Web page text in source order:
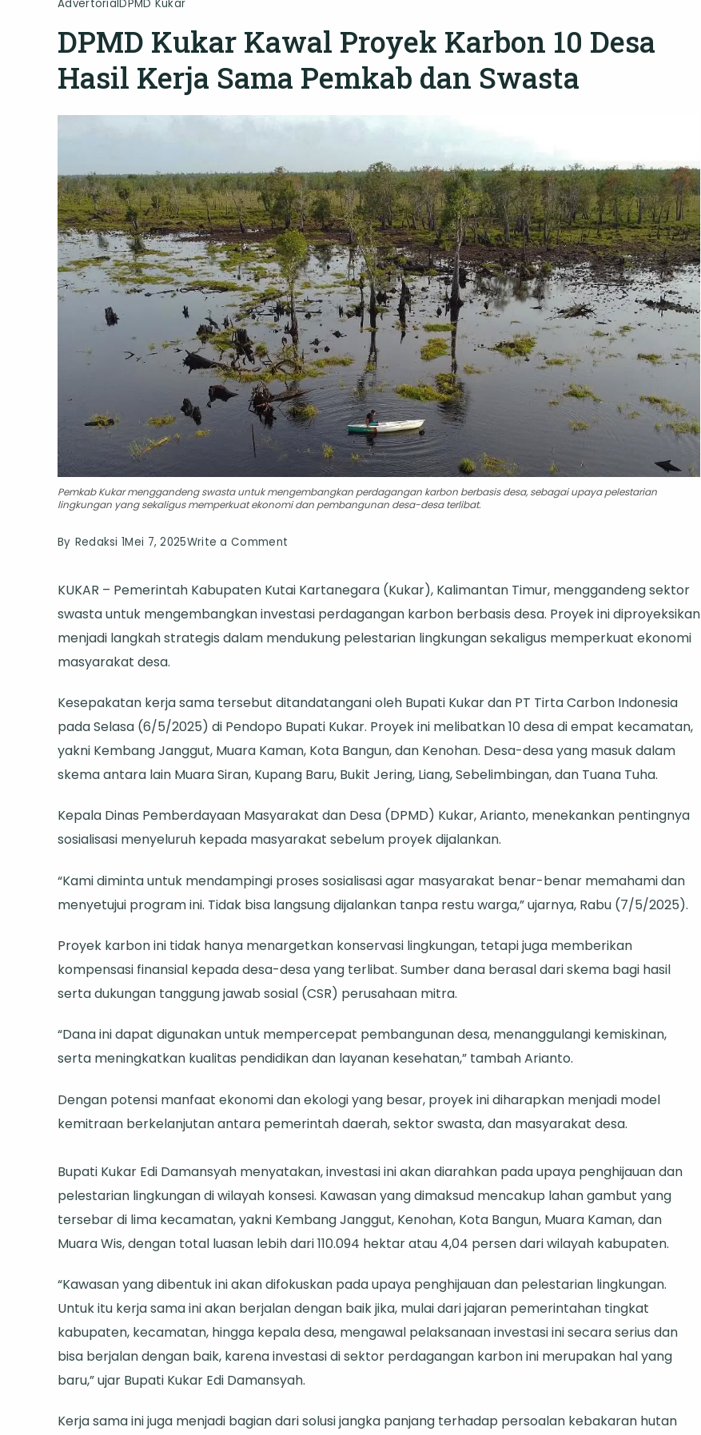
AdvertorialDPMD Kukar
DPMD Kukar Kawal Proyek Karbon 10 Desa
Hasil Kerja Sama Pemkab dan Swasta
Pemkab Kukar menggandeng swasta untuk mengembangkan perdagangan karbon berbasis desa, sebagai upaya pelestarian
lingkungan yang sekaligus memperkuat ekonomi dan pembangunan desa-desa terlibat.
By Redaksi 1Mei 7, 2025Write a Comment
Kukar
Kawal
Proyek
Desa
Hasil
Kerja
Sama
KUKAR – Pemerintah Kabupaten Kutai Kartanegara (Kukar), Kalimantan Timur, menggandeng sektor
swasta untuk mengembangkan investasi perdagangan karbon berbasis desa. Proyek ini diproyeksikan
menjadi langkah strategis dalam mendukung pelestarian lingkungan sekaligus memperkuat ekonomi
masyarakat desa.
Kesepakatan kerja sama tersebut ditandatangani oleh Bupati Kukar dan PT Tirta Carbon Indonesia
pada Selasa (6/5/2025) di Pendopo Bupati Kukar. Proyek ini melibatkan 10 desa di empat kecamatan,
yakni Kembang Janggut, Muara Kaman, Kota Bangun, dan Kenohan. Desa-desa yang masuk dalam
skema antara lain Muara Siran, Kupang Baru, Bukit Jering, Liang, Sebelimbingan, dan Tuana Tuha.
Kepala Dinas Pemberdayaan Masyarakat dan Desa (DPMD) Kukar, Arianto, menekankan pentingnya
sosialisasi menyeluruh kepada masyarakat sebelum proyek dijalankan.
“Kami diminta untuk mendampingi proses sosialisasi agar masyarakat benar-benar memahami dan
menyetujui program ini. Tidak bisa langsung dijalankan tanpa restu warga,” ujarnya, Rabu (7/5/2025).
Proyek karbon ini tidak hanya menargetkan konservasi lingkungan, tetapi juga memberikan
kompensasi finansial kepada desa-desa yang terlibat. Sumber dana berasal dari skema bagi hasil
serta dukungan tanggung jawab sosial (CSR) perusahaan mitra.
“Dana ini dapat digunakan untuk mempercepat pembangunan desa, menanggulangi kemiskinan,
serta meningkatkan kualitas pendidikan dan layanan kesehatan,” tambah Arianto.
Dengan potensi manfaat ekonomi dan ekologi yang besar, proyek ini diharapkan menjadi model
kemitraan berkelanjutan antara pemerintah daerah, sektor swasta, dan masyarakat desa.
Bupati Kukar Edi Damansyah menyatakan, investasi ini akan diarahkan pada upaya penghijauan dan
pelestarian lingkungan di wilayah konsesi. Kawasan yang dimaksud mencakup lahan gambut yang
tersebar di lima kecamatan, yakni Kembang Janggut, Kenohan, Kota Bangun, Muara Kaman, dan
Muara Wis, dengan total luasan lebih dari 110.094 hektar atau 4,04 persen dari wilayah kabupaten.
“Kawasan yang dibentuk ini akan difokuskan pada upaya penghijauan dan pelestarian lingkungan.
Untuk itu kerja sama ini akan berjalan dengan baik jika, mulai dari jajaran pemerintahan tingkat
kabupaten, kecamatan, hingga kepala desa, mengawal pelaksanaan investasi ini secara serius dan
bisa berjalan dengan baik, karena investasi di sektor perdagangan karbon ini merupakan hal yang
baru,” ujar Bupati Kukar Edi Damansyah.
Kerja sama ini juga menjadi bagian dari solusi jangka panjang terhadap persoalan kebakaran hutan